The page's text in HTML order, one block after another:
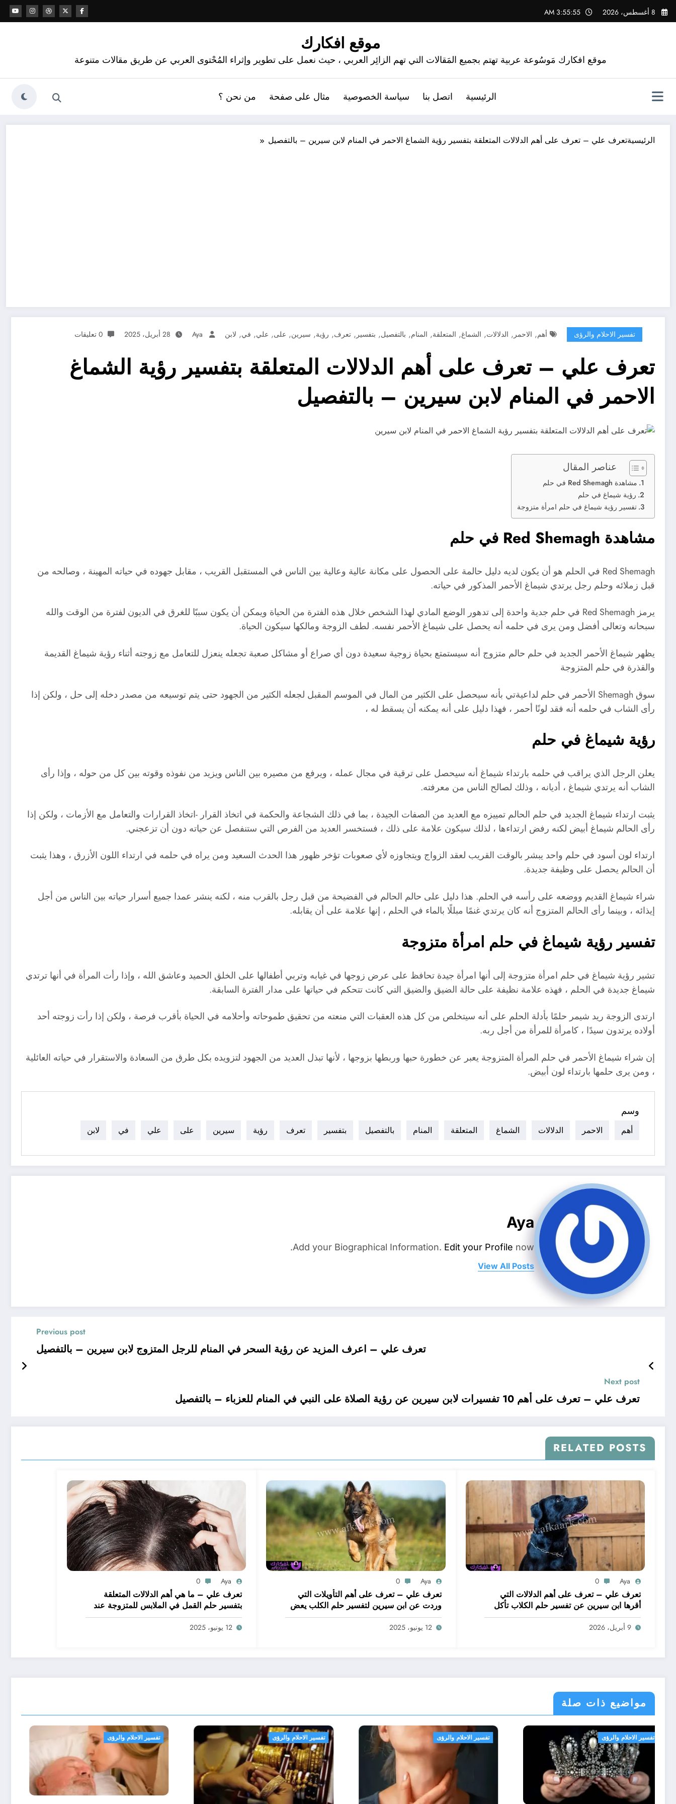
التجاوز
إلى
8 أغسطس، 2026 3:55:56 AM
موقع افكارك
موقع افكارك مَوسُوعة عربية تهتم بجميع المَقالات التي تهم الزائِر العربي ، حيث نعمل على تطوير وإثراء المُحْتوى العربي عن طريق مقالات متنوعة
الرئيسية اتصل بنا سياسة الخصوصية مثال على صفحة من نحن ؟
الرئيسيةتعرف علي – تعرف على أهم الدلالات المتعلقة بتفسير رؤية الشماغ الاحمر في المنام لابن سيرين – بالتفصيل
تفسير الاحلام والرؤى أهم, الاحمر , الدلالات, الشماغ, المتعلقة, المنام, بالتفصيل, بتفسير , تعرف, رؤية, سيرين, على, علي, في, لابن Aya 28 أبريل، 2025 0 تعليقات
تعرف علي – تعرف على أهم الدلالات المتعلقة بتفسير رؤية الشماغ
الاحمر في المنام لابن سيرين – بالتفصيل
عناصر المقال
مشاهدة Red Shemagh في حلم
رؤية شيماغ في حلم
تفسير رؤية شيماغ في حلم امرأة متزوجة
مشاهدة Red Shemagh في حلم
Red Shemagh في الحلم هو أن يكون لديه دليل حالمة على الحصول على مكانة عالية وعالية بين الناس في المستقبل القريب ، مقابل جهوده في حياته المهينة ، وصالحه من
قبل زملائه وحلم رجل يرتدي شيماغ الأحمر المذكور في حياته.
يرمز Red Shemagh في حلم جدية واحدة إلى تدهور الوضع المادي لهذا الشخص خلال هذه الفترة من الحياة ويمكن أن يكون سببًا للغرق في الديون لفترة من الوقت والله
سبحانه وتعالى أفضل ومن يرى في حلمه أنه يحصل على شيماغ الأحمر نفسه. لطف الزوجة ومالكها سيكون الحياة.
يظهر شيماغ الأحمر الجديد في حلم حالم متزوج أنه سيستمتع بحياة زوجية سعيدة دون أي صراع أو مشاكل صعبة تجعله ينعزل للتعامل مع زوجته أثناء رؤية شيماغ القديمة
والقذرة في حلم المتزوجة
سوق Shemagh الأحمر في حلم لداعيةتي بأنه سيحصل على الكثير من المال في الموسم المقبل لجعله الكثير من الجهود حتى يتم توسيعه من مصدر دخله إلى حل ، ولكن إذا
رأى الشاب في حلمه أنه فقد لونًا أحمر ، فهذا دليل على أنه يمكنه أن يسقط له ،
رؤية شيماغ في حلم
يعلن الرجل الذي يراقب في حلمه بارتداء شيماغ أنه سيحصل على ترقية في مجال عمله ، ويرفع من مصيره بين الناس ويزيد من نفوذه وقوته بين كل من حوله ، وإذا رأى
الشاب أنه يرتدي شيماغ ، أديانه ، وذلك لصالح الناس من معرفته.
يثبت ارتداء شيماغ الجديد في حلم الحالم تمييزه مع العديد من الصفات الجيدة ، بما في ذلك الشجاعة والحكمة في اتخاذ القرار -اتخاذ القرارات والتعامل مع الأزمات ، ولكن إذا
رأى الحالم شيماغ أبيض لكنه رفض ارتداءها ، لذلك سيكون علامة على ذلك ، فستخسر العديد من الفرص التي ستنفصل عن حياته دون أن تزعجني.
ارتداء لون أسود في حلم واحد يبشر بالوقت القريب لعقد الزواج ويتجاوزه لأي صعوبات تؤخر ظهور هذا الحدث السعيد ومن يراه في حلمه في ارتداء اللون الأزرق ، وهذا يثبت
أن الحالم يحصل على وظيفة جديدة.
شراء شيماغ القديم ووضعه على رأسه في الحلم. هذا دليل على حالم الحالم في الفضيحة من قبل رجل بالقرب منه ، لكنه ينشر عمدا جميع أسرار حياته بين الناس من أجل
إيذائه ، وبينما رأى الحالم المتزوج أنه كان يرتدي غنمًا مبللًا بالماء في الحلم ، إنها علامة على أن يقابله.
تفسير رؤية شيماغ في حلم امرأة متزوجة
تشير رؤية شيماغ في حلم امرأة متزوجة إلى أنها امرأة جيدة تحافظ على عرض زوجها في غيابه وتربي أطفالها على الخلق الحميد وعاشق الله ، وإذا رأت المرأة في أنها ترتدي
شيماغ جديدة في الحلم ، فهذه علامة نظيفة على حالة الضيق والضيق التي كانت تتحكم في حياتها على مدار الفترة السابقة.
ارتدى الزوجة ريد شيمر حلمًا بأدلة الحلم على أنه سيتخلص من كل هذه العقبات التي منعته من تحقيق طموحاته وأحلامه في الحياة بأقرب فرصة ، ولكن إذا رأت زوجته أحد
أولاده يرتدون سيدًا ، كامرأة للمرأة من أجل ربه.
إن شراء شيماغ الأحمر في حلم المرأة المتزوجة يعبر عن خطورة حبها وربطها بزوجها ، لأنها تبذل العديد من الجهود لتزويده بكل طرق من السعادة والاستقرار في حياته العائلية
، ومن يرى حلمها بارتداء لون أبيض.
وسم
أهم الاحمر الدلالات الشماغ المتعلقة المنام بالتفصيل بتفسير تعرف رؤية سيرين على علي في لابن
Aya
Add your Biographical Information. Edit your Profile now.
View All Posts
Previous post
تعرف علي – اعرف المزيد عن رؤية السحر في المنام للرجل المتزوج لابن سيرين – بالتفصيل
Next post
تعرف علي – تعرف على أهم 10 تفسيرات لابن سيرين عن رؤية الصلاة على النبي في المنام للعزباء – بالتفصيل
RELATED POSTS
Aya
0
تعرف علي – تعرف على أهم الدلالات التي
أقرها ابن سيرين عن تفسير حلم الكلاب تأكل
لحم – بالتفصيل
9 أبريل، 2026
Aya
0
تعرف علي – تعرف على أهم التأويلات التي
وردت عن ابن سيرين لتفسير حلم الكلب يعض
يدي – بالتفصيل
12 يونيو، 2025
Aya
0
تعرف علي – ما هي أهم الدلالات المتعلقة
بتفسير حلم القمل في الملابس للمتزوجة عند
ابن سيرين؟ – بالتفصيل
12 يونيو، 2025
مواضيع ذات صلة
تفسير الاحلام والرؤى تفسير الاحلام والرؤى